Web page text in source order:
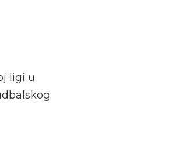
ligi u